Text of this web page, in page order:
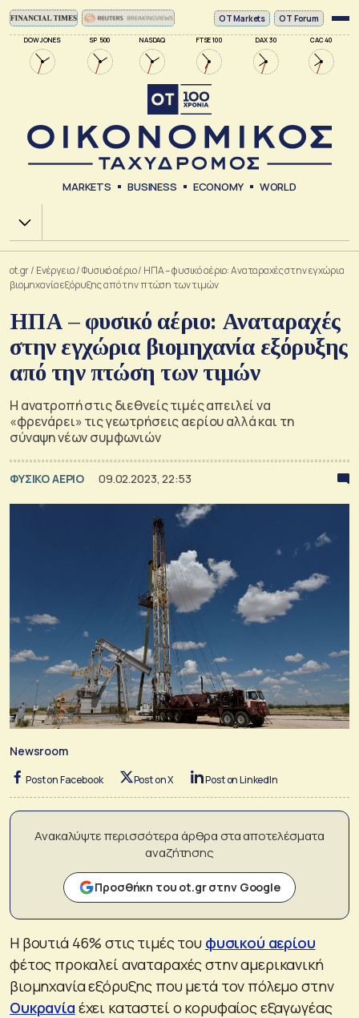
DOW JONES SP 500 NASDAQ FTSE 100 DAX 30 CAC 40
ΟΤ Markets OT Forum
MARKETS BUSINESS ECONOMY WORLD
Χ.Α.
ot.gr/ Ενέργεια/Φυσικό αέριο/ ΗΠΑ – φυσικό αέριο: Αναταραχές στην εγχώρια
βιομηχανία εξόρυξης από την πτώση των τιμών
ΗΠΑ – φυσικό αέριο: Αναταραχές
στην εγχώρια βιομηχανία εξόρυξης
από την πτώση των τιμών
Η ανατροπή στις διεθνείς τιμές απειλεί να
«φρενάρει» τις γεωτρήσεις αερίου αλλά και τη
σύναψη νέων συμφωνιών
ΦΥΣΙΚΟ ΑΕΡΙΟ 09.02.2023, 22:53
Newsroom
Post on Facebook Post on X Post on LinkedIn
Ανακαλύψτε περισσότερα άρθρα στα αποτελέσματα
αναζήτησης
Προσθήκη του ot.gr στην Google
Η βουτιά 46% στις τιμές του φυσικού αερίου
φέτος προκαλεί αναταραχές στην αμερικανική
βιομηχανία εξόρυξης που μετά τον πόλεμο στην
Ουκρανία έχει καταστεί ο κορυφαίος εξαγωγέας